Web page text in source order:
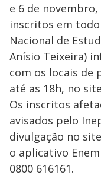
e 6 de novembro,
inscritos em
Nacional de
Anísio Teixeira)
com os locais de
até as 18h, no
Os inscritos
avisados pelo
divulgação no
o aplicativo
0800 616161.